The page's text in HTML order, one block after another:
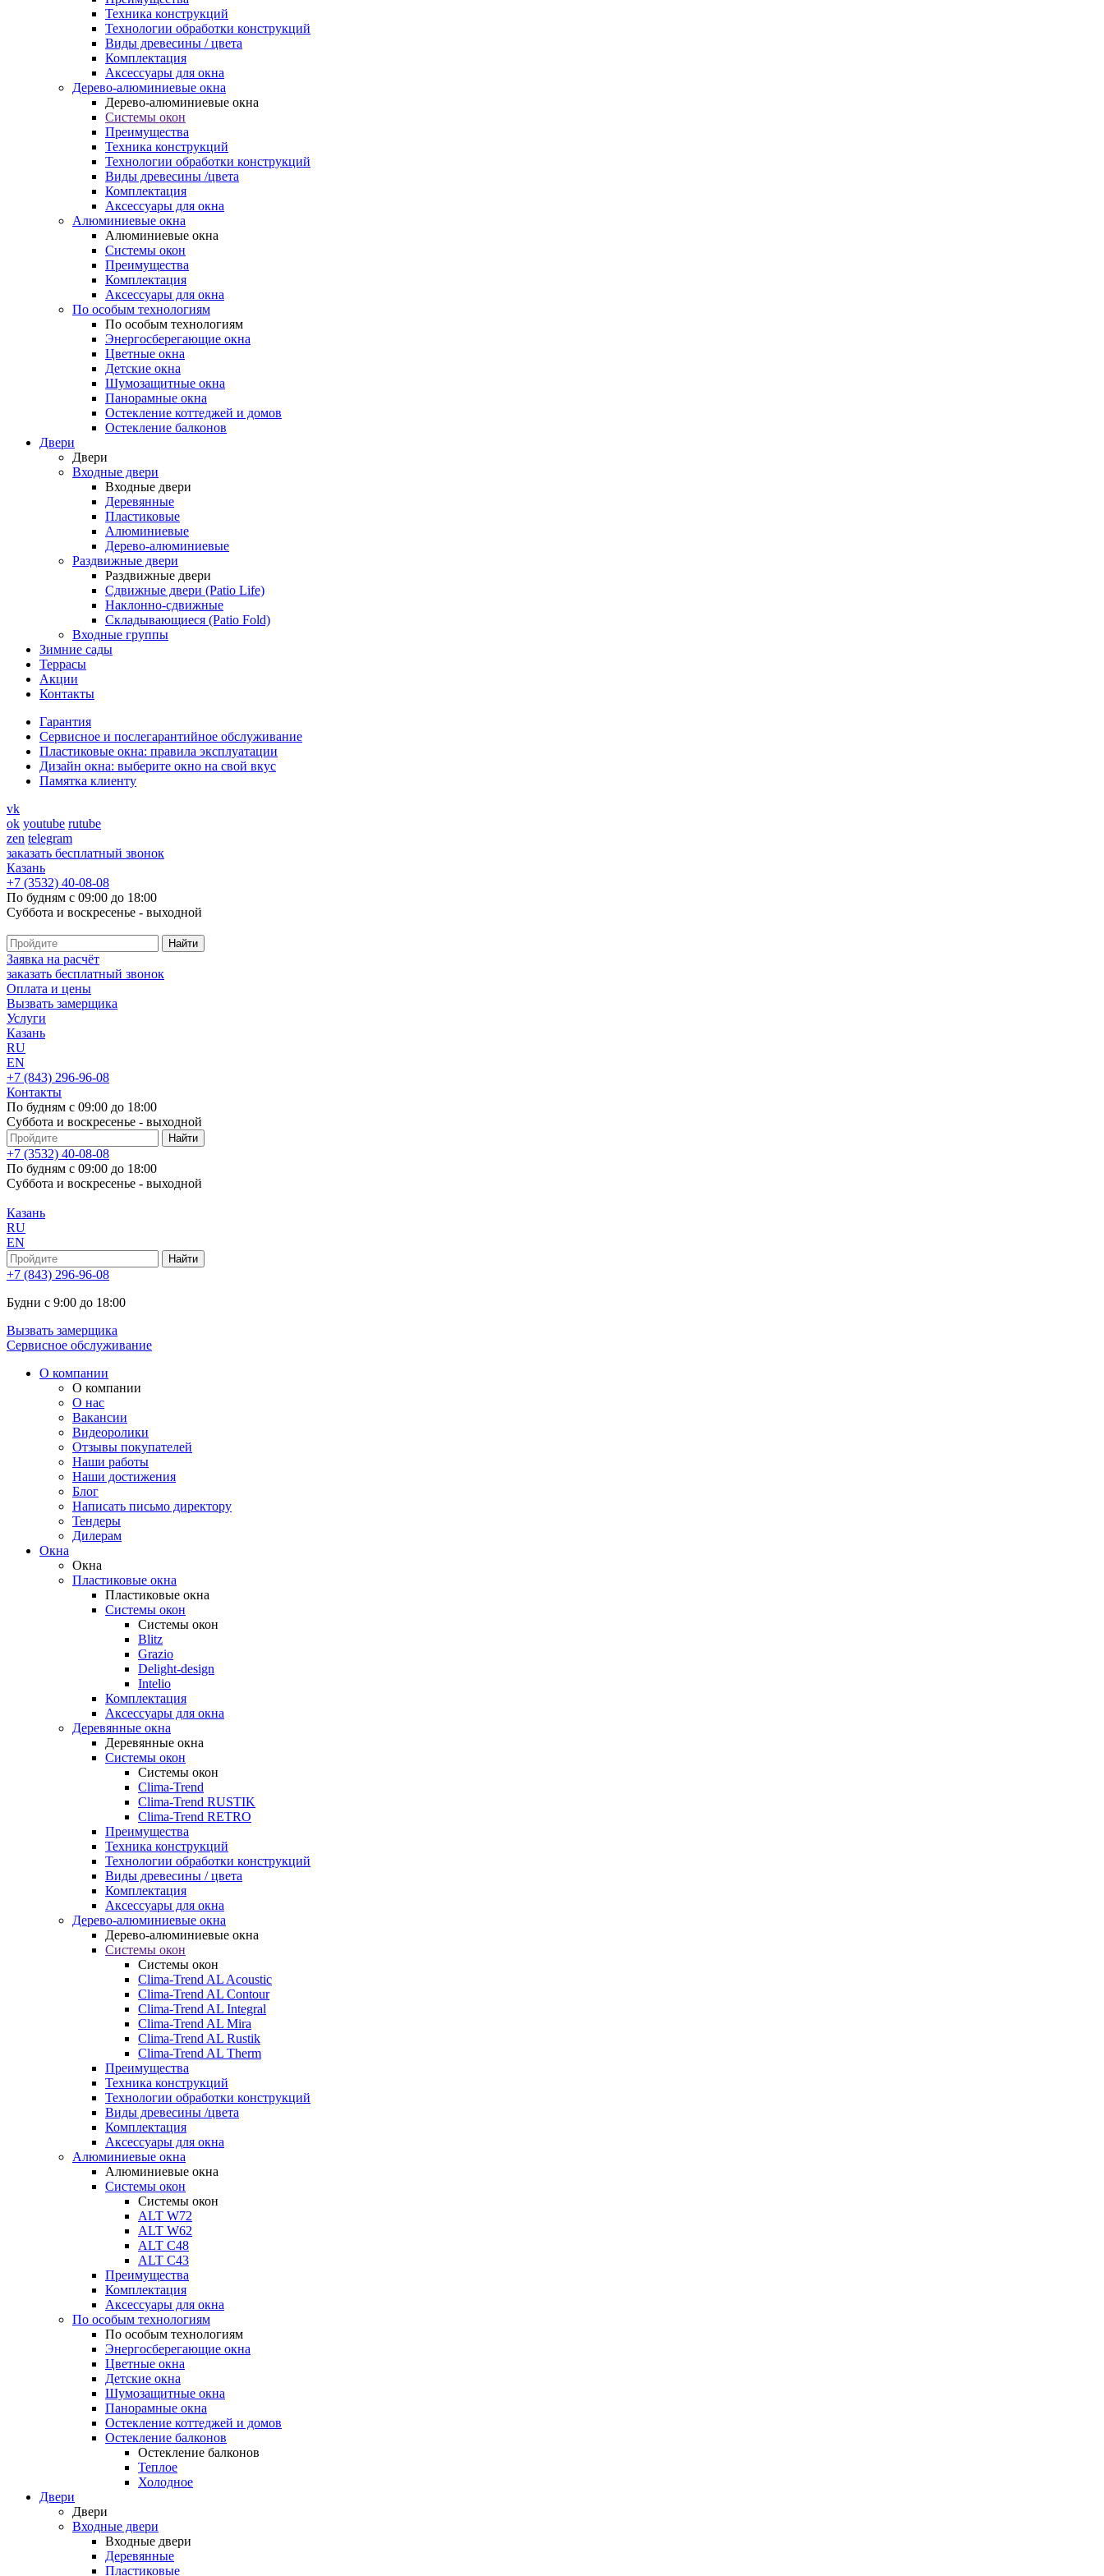
Техника конструкций
Технологии обработки конструкций
Виды древесины / цвета
Комплектация
Аксессуары для окна
Дерево-алюминиевые окна
Дерево-алюминиевые окна
Системы окон
Преимущества
Техника конструкций
Технологии обработки конструкций
Виды древесины /цвета
Комплектация
Аксессуары для окна
Алюминиевые окна
Алюминиевые окна
Системы окон
Преимущества
Комплектация
Аксессуары для окна
По особым технологиям
По особым технологиям
Энергосберегающие окна
Цветные окна
Детские окна
Шумозащитные окна
Панорамные окна
Остекление коттеджей и домов
Остекление балконов
Двери
Двери
Входные двери
Входные двери
Деревянные
Пластиковые
Алюминиевые
Дерево-алюминиевые
Раздвижные двери
Раздвижные двери
Сдвижные двери (Patio Life)
Наклонно-сдвижные
Складывающиеся (Patio Fold)
Входные группы
Зимние сады
Террасы
Акции
Контакты
Гарантия
Cервисное и послегарантийное обслуживание
Пластиковые окна: правила эксплуатации
Дизайн окна: выберите окно на свой вкус
Памятка клиенту
vk
ok youtube rutube
zen telegram
заказать бесплатный звонок
Казань
+7 (3532) 40-08-08
По будням с 09:00 до 18:00
Суббота и воскресенье - выходной
Заявка на расчёт
заказать бесплатный звонок
Оплата и цены
Вызвать замерщика
Услуги
Казань
RU
EN
+7 (843) 296-96-08
Контакты
По будням с 09:00 до 18:00
Суббота и воскресенье - выходной
+7 (3532) 40-08-08
По будням с 09:00 до 18:00
Суббота и воскресенье - выходной
Казань
RU
EN
+7 (843) 296-96-08
Будни с 9:00 до 18:00
Вызвать замерщика
Сервисное обслуживание
О компании
О компании
О нас
Вакансии
Видеоролики
Отзывы покупателей
Наши работы
Наши достижения
Блог
Написать письмо директору
Тендеры
Дилерам
Окна
Окна
Пластиковые окна
Пластиковые окна
Системы окон
Системы окон
Blitz
Grazio
Delight-design
Intelio
Комплектация
Аксессуары для окна
Деревянные окна
Деревянные окна
Системы окон
Системы окон
Clima-Trend
Clima-Trend RUSTIK
Clima-Trend RETRO
Преимущества
Техника конструкций
Технологии обработки конструкций
Виды древесины / цвета
Комплектация
Аксессуары для окна
Дерево-алюминиевые окна
Дерево-алюминиевые окна
Системы окон
Системы окон
Clima-Trend AL Acoustic
Clima-Trend AL Contour
Clima-Trend AL Integral
Clima-Trend AL Mira
Clima-Trend AL Rustik
Clima-Trend AL Therm
Преимущества
Техника конструкций
Технологии обработки конструкций
Виды древесины /цвета
Комплектация
Аксессуары для окна
Алюминиевые окна
Алюминиевые окна
Системы окон
Системы окон
ALT W72
ALT W62
ALT С48
ALT С43
Преимущества
Комплектация
Аксессуары для окна
По особым технологиям
По особым технологиям
Энергосберегающие окна
Цветные окна
Детские окна
Шумозащитные окна
Панорамные окна
Остекление коттеджей и домов
Остекление балконов
Остекление балконов
Теплое
Холодное
Двери
Двери
Входные двери
Входные двери
Деревянные
Пластиковые